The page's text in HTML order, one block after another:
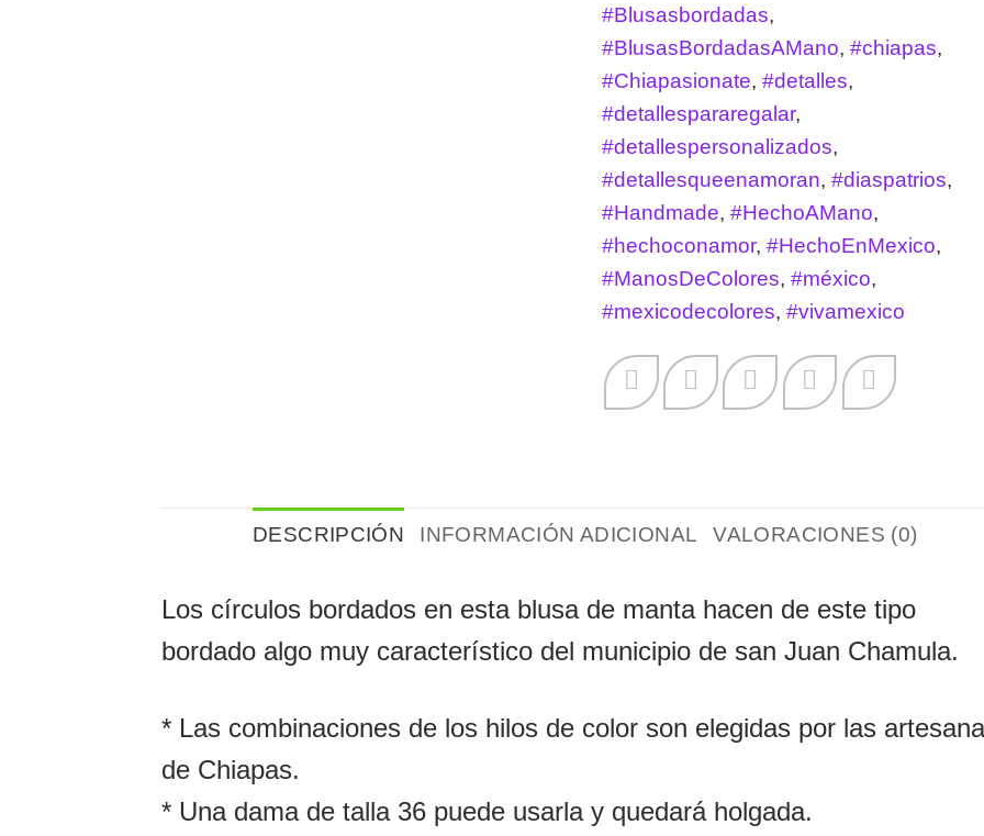
#Blusasbordadas,
#BlusasBordadasAMano, #chiapas,
#Chiapasionate, #detalles,
#detallespararegalar,
#detallespersonalizados,
#detallesqueenamoran, #diaspatrios,
#Handmade, #HechoAMano,
#hechoconamor, #HechoEnMexico,
#ManosDeColores, #méxico,
#mexicodecolores, #vivamexico
DESCRIPCIÓN INFORMACIÓN ADICIONAL VALORACIONES (0)
Los círculos bordados en esta blusa de manta hacen de este tipo
bordado algo muy característico del municipio de san Juan Chamula.
* Las combinaciones de los hilos de color son elegidas por las
de Chiapas.
* Una dama de talla 36 puede usarla y quedará holgada.